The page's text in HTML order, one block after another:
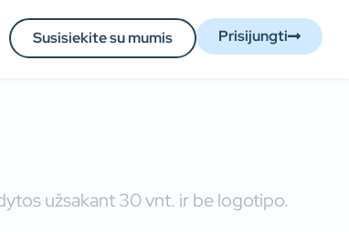
Susisiekite su mumis Prisijungti
užsakant 30 vnt. ir be logotipo.